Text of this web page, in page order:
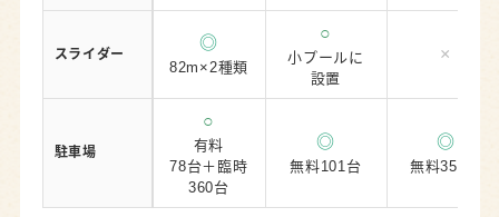
スライダー
◎
82m×2種類
○
小プールに
設置
×
駐車場
○
有料
78台＋臨時
360台
◎
無料101台
◎
無料350台